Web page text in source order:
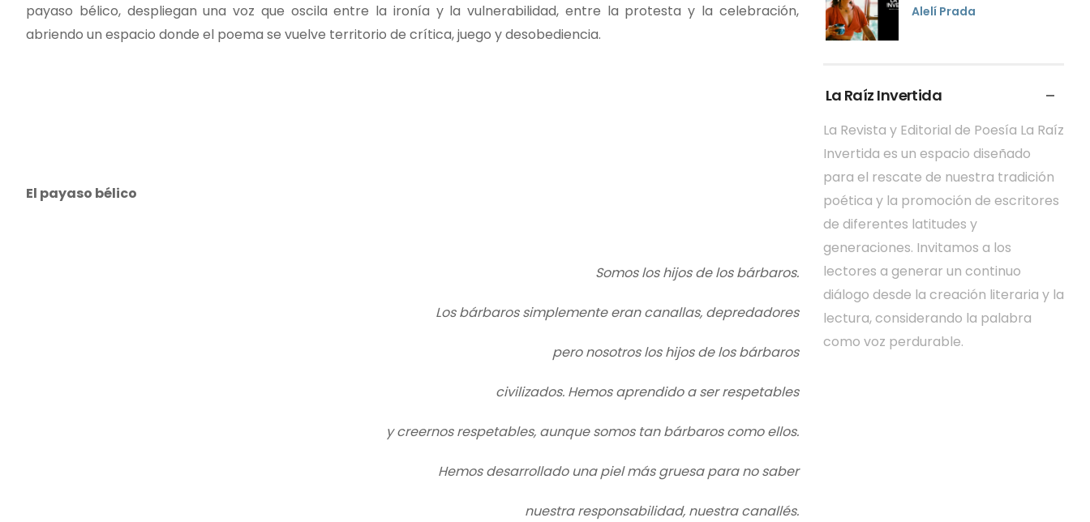
payaso bélico, despliegan una voz que oscila entre la ironía y la vulnerabilidad, entre la protesta y la celebración,
abriendo un espacio donde el poema se vuelve territorio de crítica, juego y desobediencia.
El payaso bélico
Somos los hijos de los bárbaros.
Los bárbaros simplemente eran canallas, depredadores
pero nosotros los hijos de los bárbaros
civilizados. Hemos aprendido a ser respetables
y creernos respetables, aunque somos tan bárbaros como ellos.
Hemos desarrollado una piel más gruesa para no saber
nuestra responsabilidad, nuestra canallés.
Alelí Prada
La Raíz Invertida
La Revista y Editorial de Poesía La Raíz
Invertida es un espacio diseñado
para el rescate de nuestra tradición
poética y la promoción de escritores
de diferentes latitudes y
generaciones. Invitamos a los
lectores a generar un continuo
diálogo desde la creación literaria y la
lectura, considerando la palabra
como voz perdurable.